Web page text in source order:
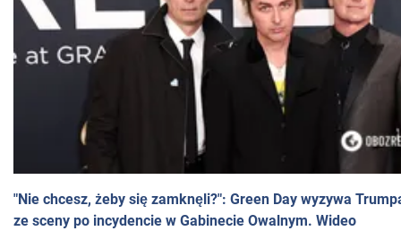
"Nie chcesz, żeby się zamknęli?": Green Day wyzywa
ze sceny po incydencie w Gabinecie Owalnym. Wideo